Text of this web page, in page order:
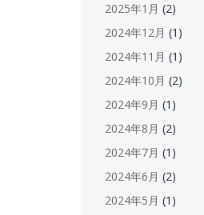
2025年1月 (2)
2024年12月 (1)
2024年11月 (1)
2024年10月 (2)
2024年9月 (1)
2024年8月 (2)
2024年7月 (1)
2024年6月 (2)
2024年5月 (1)